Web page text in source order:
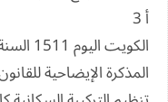
أ 3
الكويت اليوم 1511 السنة السادسة والستون